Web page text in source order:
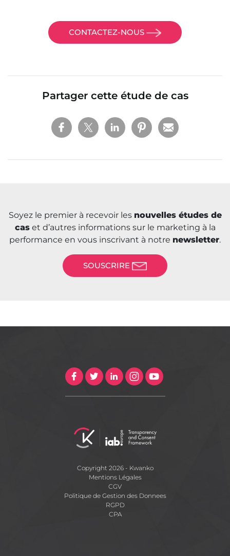
CONTACTEZ-NOUS
Partager cette étude de cas
Soyez le premier à recevoir les nouvelles études de
caset d’autres informations sur le marketing à la
performance en vous inscrivant à notre newsletter.
SOUSCRIRE
Copyright 2026 - Kwanko
Mentions Légales
CGV
Politique de Gestion des Donnees
RGPD
CPA